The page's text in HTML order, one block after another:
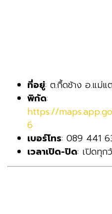
ที่อยู่: ต.กื้ดช้าง อ.แม่แ
พิกัด:
https://
6
เบอร์โทร: 089 441
เวลาเปิด-ปิด: เปิดทุก